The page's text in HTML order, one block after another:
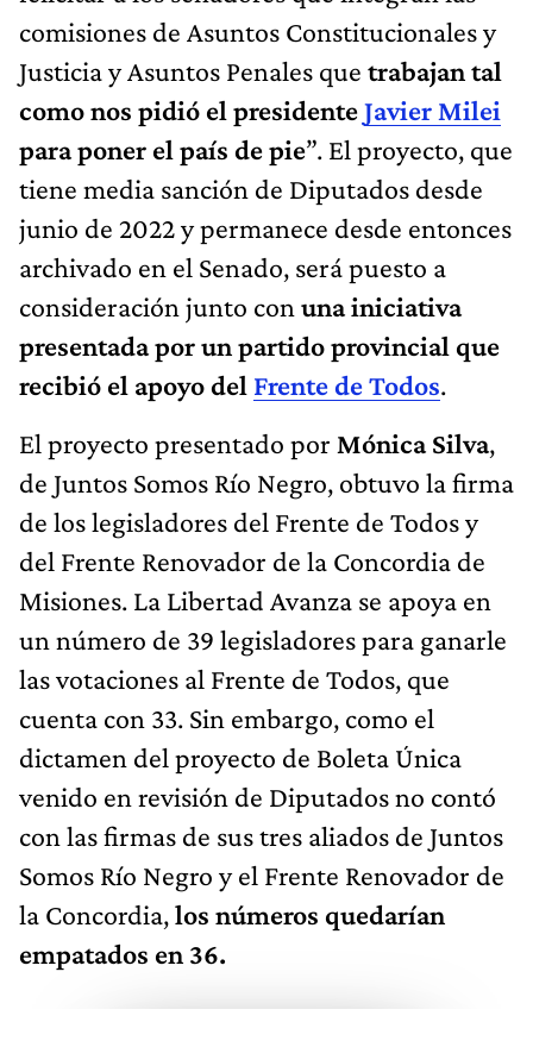
comisiones de Asuntos Constitucionales y
Justicia y Asuntos Penales que trabajan tal
como nos pidió el presidenteJavier Milei
para poner el país de pie”. El proyecto, que
tiene media sanción de Diputados desde
junio de 2022 y permanece desde entonces
archivado en el Senado, será puesto a
consideración junto conuna iniciativa
presentada por un partido provincial que
recibió el apoyo del Frente de Todos.
El proyecto presentado por Mónica Silva,
de Juntos Somos Río Negro, obtuvo la firma
de los legisladores del Frente de Todos y
del Frente Renovador de la Concordia de
Misiones. La Libertad Avanza se apoya en
un número de 39 legisladores para ganarle
las votaciones al Frente de Todos, que
cuenta con 33. Sin embargo, como el
dictamen del proyecto de Boleta Única
venido en revisión de Diputados no contó
con las firmas de sus tres aliados de Juntos
Somos Río Negro y el Frente Renovador de
la Concordia,los números quedarían
empatados en 36.